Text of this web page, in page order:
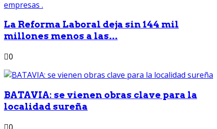
La Reforma Laboral deja sin 144 mil
millones menos a las...
0
BATAVIA: se vienen obras clave para la
localidad sureña
0